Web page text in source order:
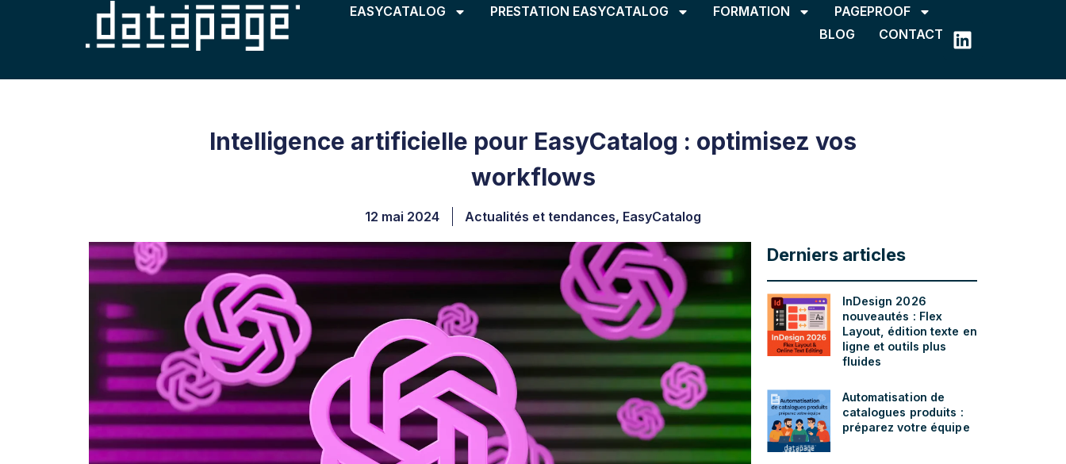
EASYCATALOG PRESTATION EASYCATALOG FORMATION
PAGEPROOF
BLOG
CONTACT
Intelligence artificielle pour EasyCatalog : optimisez vos
workflows
12 mai 2024 Actualités et tendances, EasyCatalog
Derniers articles
InDesign 2026
nouveautés : Flex
Layout, édition texte en
ligne et outils plus
fluides
Automatisation de
catalogues produits :
préparez votre équipe